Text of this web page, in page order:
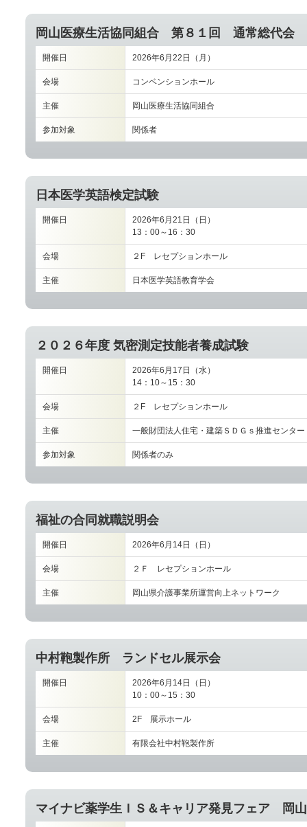
岡山医療生活協同組合 第８１回 通常総代会
開催日 2026年6月22日（月）
会場 コンベンションホール
主催 岡山医療生活協同組合
参加対象 関係者
日本医学英語検定試験
開催日
2026年6月21日（日）
13：00～16：30
会場 ２F レセプションホール
主催 日本医学英語教育学会
２０２６年度 気密測定技能者養成試験
開催日
2026年6月17日（水）
14：10～15：30
会場 ２F レセプションホール
主催 一般財団法人住宅・建築ＳＤＧｓ推進センター
参加対象 関係者のみ
福祉の合同就職説明会
開催日 2026年6月14日（日）
会場 ２Ｆ レセプションホール
主催 岡山県介護事業所運営向上ネットワーク
中村鞄製作所 ランドセル展示会
開催日
2026年6月14日（日）
10：00～15：30
会場 2F 展示ホール
主催 有限会社中村鞄製作所
マイナビ薬学生ＩＳ＆キャリア発見フェア